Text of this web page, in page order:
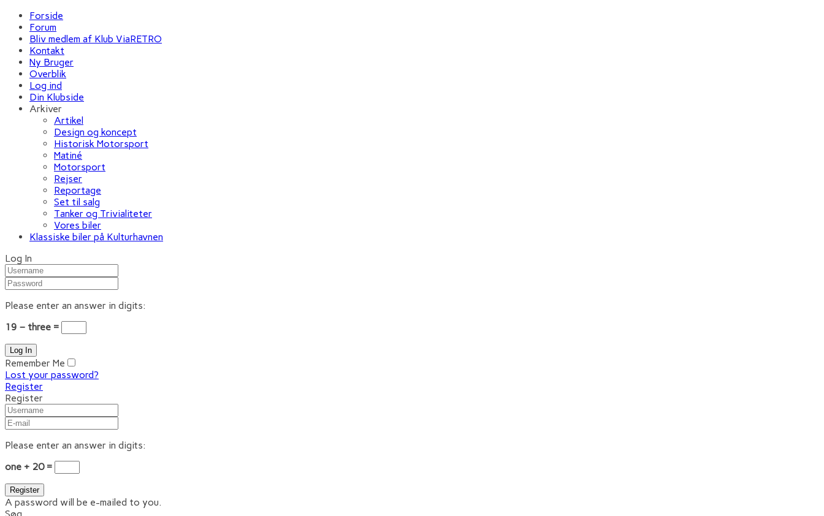
Forside
Forum
Bliv medlem af Klub ViaRETRO
Kontakt
Ny Bruger
Overblik
Log ind
Din Klubside
Arkiver
Artikel
Design og koncept
Historisk Motorsport
Matiné
Motorsport
Rejser
Reportage
Set til salg
Tanker og Trivialiteter
Vores biler
Klassiske biler på Kulturhavnen
Log In
Please enter an answer in digits:
19 − three =
Remember Me
Lost your password?
Register
Register
Please enter an answer in digits:
one + 20 =
A password will be e-mailed to you.